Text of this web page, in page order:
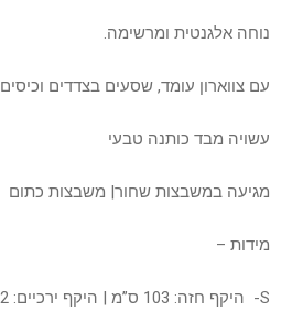
נוחה אלגנטית ומרשימה.
עם צווארון עומד, שסעים בצדדים וכיסים
עשויה מבד כותנה טבעי
מגיעה במשבצות שחור| משבצות כתום
מידות –
S- היקף חזה: 103 ס”מ | היקף ירכיים: 102 ס”מ.